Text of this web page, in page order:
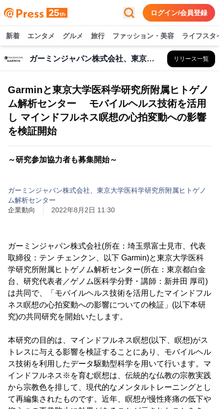
ログイン/会員登録
新着 エンタメ グルメ 旅行 ファッション・美容 ライフスタ
ガーミンジャパン株式会社、東京大学医科学研究所附属ヒトゲノム解析センター リリース一覧
Garminと東京大学医科学研究所附属ヒトゲノ
ム解析センター モバイルヘルス技術を活用
し マインドフルネス瞑想の心拍変動への影響
を検証開始
～研究参加協力者も募集開始～
ガーミンジャパン株式会社、東京大学医科学研究所附属ヒトゲノ
ム解析センター
企業動向
2022年8月2日 11:30
ガーミンジャパン株式会社(所在：埼玉県富士見市、代表
取締役：テン チェンクン、以下 Garmin)と東京大学医科
学研究所附属ヒトゲノム解析センター(所在：東京都白金
台、研究代表者／ゲノム医科学分野・講師：新井田 厚司)
は共同で、「モバイルヘルス技術を活用したマインドフル
ネス瞑想の心拍変動への影響についての検証」(以下本研
究)の共同研究を開始いたします。
本研究の目的は、マインドフルネス瞑想(以下、瞑想)がス
トレスに与える影響を検証することにあり、モバイルヘル
ス技術を利用したデータ駆動型科学を用いて行います。マ
インドフルネス※を育む瞑想は、伝統的な仏教の宗教実践
から宗教色を排して、現代的なメンタルトレーニングとし
て再編集されたものです。近年、瞑想が慢性疼痛の低下や